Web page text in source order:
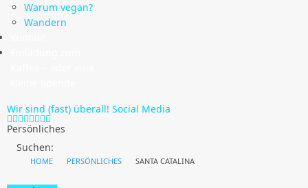
Warum vegan?
Wandern
Wir sind (fast) überall! Social Media
Persönliches
Suchen:
HOME PERSÖNLICHES SANTA CATALINA